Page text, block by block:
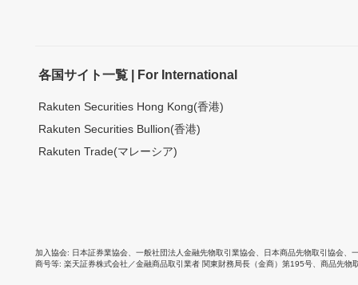
各国サイト一覧 | For International
Rakuten Securities Hong Kong(香港)
Rakuten Securities Bullion(香港)
Rakuten Trade(マレーシア)
加入協会 日本証券業協会 一般社団法人金融先物取引業協会 日本商品先物取引協会
商号等 楽天証券株式会社／金融商品取引業者 関東財務局長（金商）第195号、商品先物